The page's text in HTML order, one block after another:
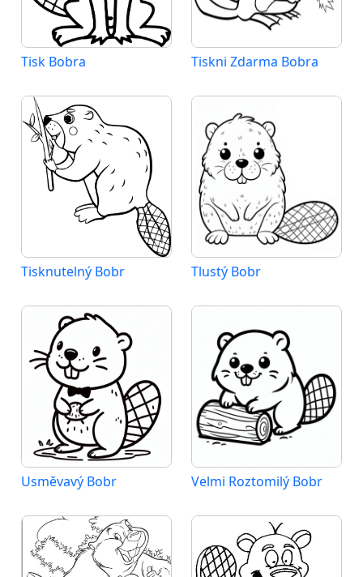
Tisk Bobra Tiskni Zdarma Bobra
Tisknutelný Bobr Tlustý Bobr
Usměvavý Bobr Velmi Roztomilý Bobr